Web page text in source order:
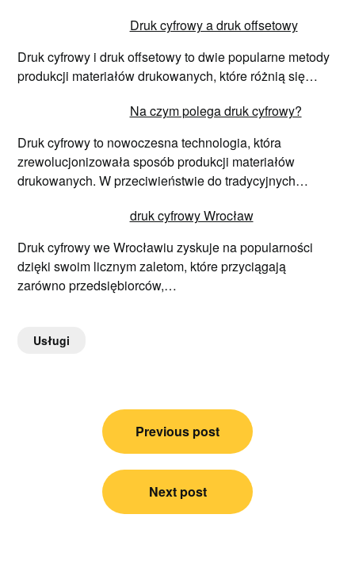
Druk cyfrowy a druk offsetowy
Druk cyfrowy i druk offsetowy to dwie popularne metody
produkcji materiałów drukowanych, które różnią się…
Na czym polega druk cyfrowy?
Druk cyfrowy to nowoczesna technologia, która
zrewolucjonizowała sposób produkcji materiałów
drukowanych. W przeciwieństwie do tradycyjnych…
druk cyfrowy Wrocław
Druk cyfrowy we Wrocławiu zyskuje na popularności
dzięki swoim licznym zaletom, które przyciągają
zarówno przedsiębiorców,…
Usługi
Nawigacja
Previous post
Next post